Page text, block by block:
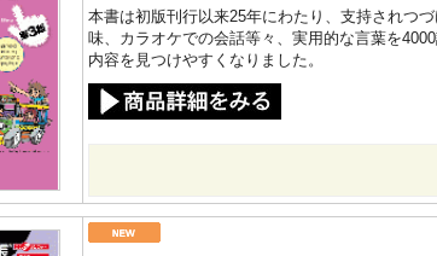
本書は初版刊行以来25年にわたり、支持されつ
味、カラオケでの会話等々、実用的な言葉を
内容を見つけやすくなりました。